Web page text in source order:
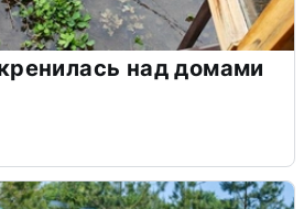
над домами